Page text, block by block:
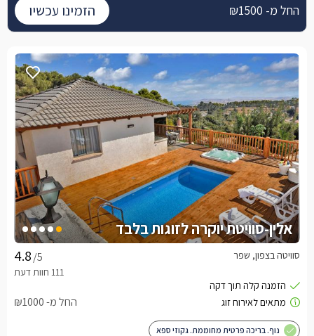
אלין-סוויטת יוקרה לזוגות בלבד
/5 סוויטה בצפון, שפר
החל מ- ₪1000
נוף. בריכה פרטית מחוממת. גקוזי ספא
החל מ- ₪1500 הזמינו עכשיו